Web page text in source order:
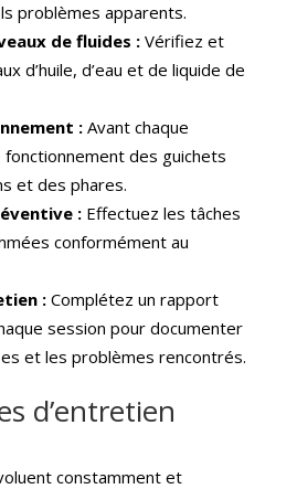
problèmes apparents.
de fluides :Vérifiez et
d’huile, d’eau et de liquide de
:Avant chaque
des guichets
et des phares.
:Effectuez les tâches
conformément au
:Complétez un rapport
session pour documenter
et les problèmes rencontrés.
d’entretien
constamment et